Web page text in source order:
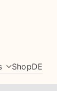
ShopDE